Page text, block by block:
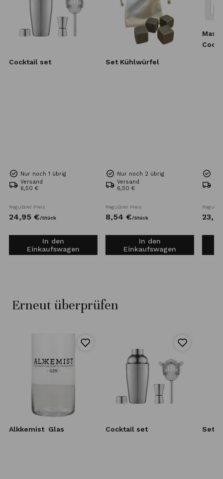
Cocktail set
Nur noch 1 übrig
Versand
6,50 €
Regulärer Preis
24,95 €/Stück
In den
Einkaufswagen
Set Kühlwürfel
Nur noch 2 übrig
Versand
6,50 €
Regulärer Preis
8,54 €/Stück
In den
Einkaufswagen
23,
Erneut überprüfen
Alkkemist Glas Cocktail set Set